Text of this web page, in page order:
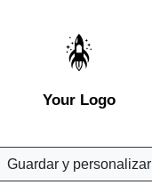
Your Logo
Guardar y personalizar